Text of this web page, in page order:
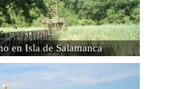
en Isla de Salamanca